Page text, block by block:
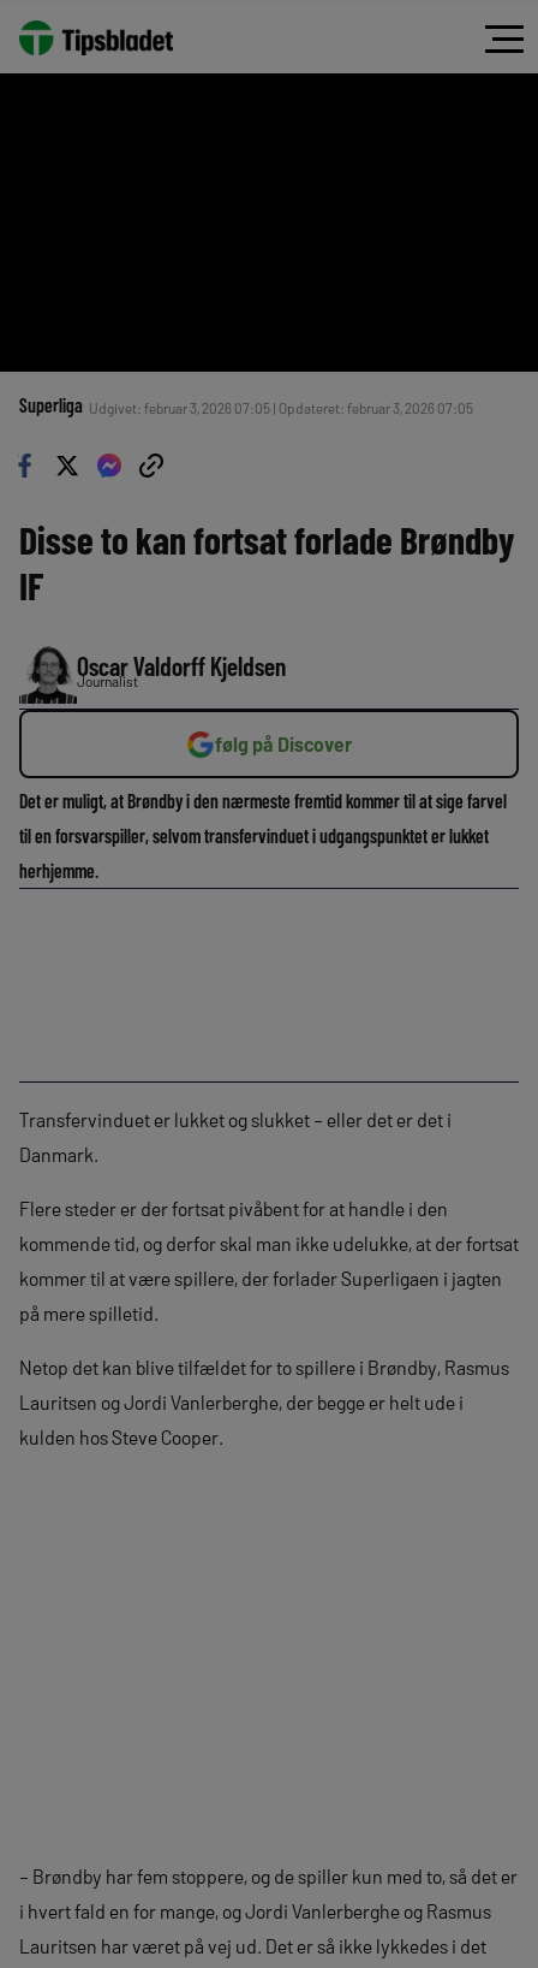
Superliga Udgivet: februar 3, 2026 07:05 | Opdateret: februar 3, 2026 07:05
Disse to kan fortsat forlade Brøndby
IF
Oscar Valdorff Kjeldsen
Journalist
følg på Discover
Det er muligt, at Brøndby i den nærmeste fremtid kommer til at sige farvel
til en forsvarspiller, selvom transfervinduet i udgangspunktet er lukket
herhjemme.
Transfervinduet er lukket og slukket – eller det er det i
Danmark.
Flere steder er der fortsat pivåbent for at handle i den
kommende tid, og derfor skal man ikke udelukke, at der fortsat
kommer til at være spillere, der forlader Superligaen i jagten
på mere spilletid.
Netop det kan blive tilfældet for to spillere i Brøndby, Rasmus
Lauritsen og Jordi Vanlerberghe, der begge er helt ude i
kulden hos Steve Cooper.
– Brøndby har fem stoppere, og de spiller kun med to, så det er
i hvert fald en for mange, og Jordi Vanlerberghe og Rasmus
Lauritsen har været på vej ud. Det er så ikke lykkedes i det